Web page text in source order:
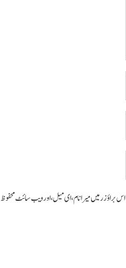
اس براؤزر میں میرا نام، ای میل، اور ویب سائٹ محفوظ